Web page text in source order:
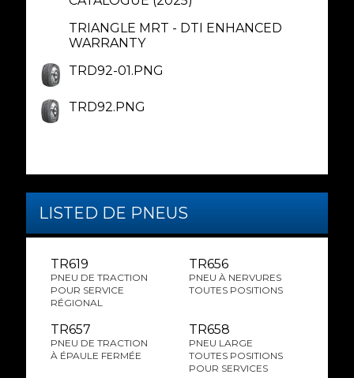
TRIANGLE MRT - DTI ENHANCED
WARRANTY
TRD92-01.PNG
TRD92.PNG
LISTED DE PNEUS
TR619
PNEU DE TRACTION
POUR SERVICE
RÉGIONAL
TR656
PNEU À NERVURES
TOUTES POSITIONS
TR657
PNEU DE TRACTION
À ÉPAULE FERMÉE
TR658
PNEU LARGE
TOUTES POSITIONS
POUR SERVICES